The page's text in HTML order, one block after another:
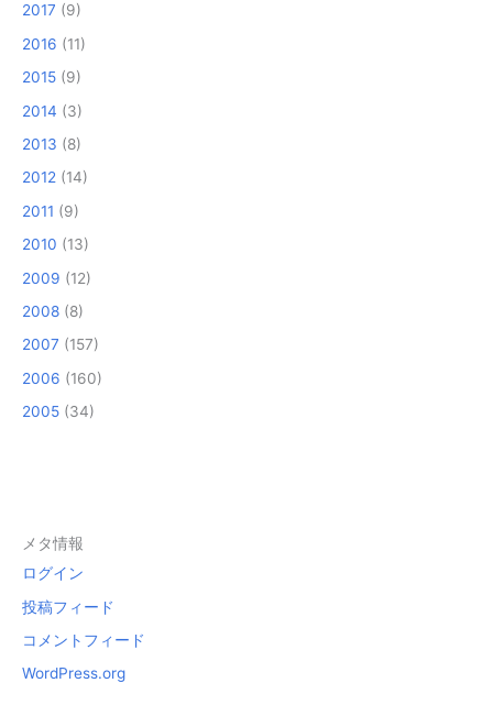
2017 (9)
2016 (11)
2015 (9)
2014 (3)
2013 (8)
2012 (14)
2011 (9)
2010 (13)
2009 (12)
2008 (8)
2007 (157)
2006 (160)
2005 (34)
メタ情報
ログイン
投稿フィード
コメントフィード
WordPress.org